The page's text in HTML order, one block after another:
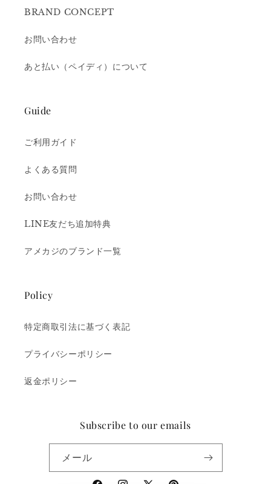
BRAND CONCEPT
お問い合わせ
あと払い（ペイディ）について
Guide
ご利用ガイド
よくある質問
お問い合わせ
LINE友だち追加特典
アメカジのブランド一覧
Policy
特定商取引法に基づく表記
プライバシーポリシー
返金ポリシー
Subscribe to our emails
メール